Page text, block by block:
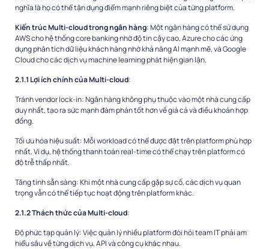
nghĩa là họ có thể tận dụng điểm mạnh riêng biệt của từng platform.
Kiến trúc Multi-cloud trong ngân hàng: Một ngân hàng có thể sử dụng
AWS cho hệ thống core banking nhờ độ tin cậy cao, Azure cho các ứng
dụng phân tích dữ liệu khách hàng nhờ khả năng AI mạnh mẽ, và Google
Cloud cho các dịch vụ machine learning phát hiện gian lận.
2.1.1 Lợi ích chính của Multi-cloud:
Tránh vendor lock-in: Ngân hàng không phụ thuộc vào một nhà cung cấp
duy nhất, tạo ra sức mạnh đàm phán tốt hơn về giá cả và điều khoản hợp
đồng.
Tối ưu hóa hiệu suất: Mỗi workload có thể được đặt trên platform phù hợp
nhất. Ví dụ, hệ thống thanh toán real-time có thể chạy trên platform có
độ trễ thấp nhất.
Tăng tính sẵn sàng: Khi một nhà cung cấp gặp sự cố, các dịch vụ quan
trọng vẫn có thể tiếp tục hoạt động trên platform khác.
2.1.2 Thách thức của Multi-cloud:
Độ phức tạp quản lý: Việc quản lý nhiều platform đòi hỏi team IT phải am
hiểu sâu về từng dịch vụ, API và công cụ khác nhau.